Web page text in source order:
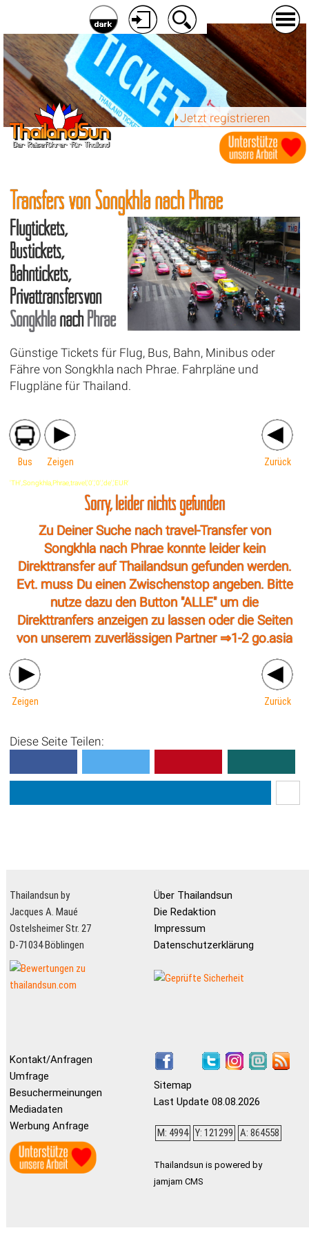
Jetzt registrieren
Transfers von Songkhla nach Phrae
Flugtickets,
Bustickets,
Bahntickets,
Privattransfersvon
Songkhlanach Phrae
Günstige Tickets für Flug, Bus, Bahn, Minibus oder
Fähre von Songkhla nach Phrae. Fahrpläne und
Flugpläne für Thailand.
Bus Zeigen Zurück
'TH',Songkhla,Phrae,travel,'0','0','de','EUR'
Sorry, leider nichts gefunden
Zu Deiner Suche nach travel-Transfer von
Songkhla nach Phrae konnte leider kein
Direkttransfer auf Thailandsun gefunden werden.
Evt. muss Du einen Zwischenstop angeben. Bitte
nutze dazu den Button "ALLE" um die
Direkttranfers anzeigen zu lassen oder die Seiten
von unserem zuverlässigen Partner ⇒1-2 go.asia
Zeigen Zurück
Diese Seite Teilen:
Thailandsun by
Jacques A. Maué
Ostelsheimer Str. 27
D-71034 Böblingen
Über Thailandsun
Die Redaktion
Impressum
Datenschutzerklärung
Kontakt/Anfragen
Umfrage
Besuchermeinungen
Mediadaten
Werbung Anfrage
Sitemap
Last Update 08.08.2026
M: 4994 Y: 121299 A: 864558
Thailandsun is powered by
jamjam CMS